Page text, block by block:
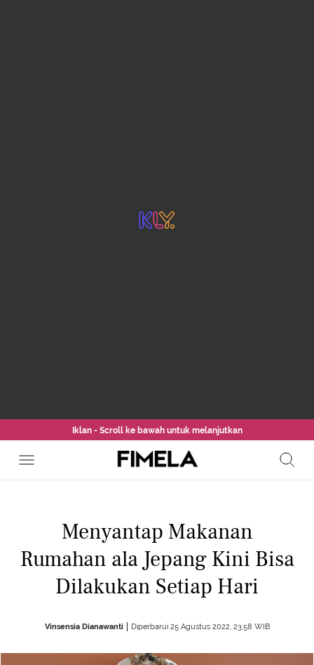
Iklan - Scroll ke bawah untuk melanjutkan
Menyantap Makanan
Rumahan ala Jepang Kini Bisa
Dilakukan Setiap Hari
Vinsensia Dianawanti Diperbarui 25 Agustus 2022, 23:58 WIB